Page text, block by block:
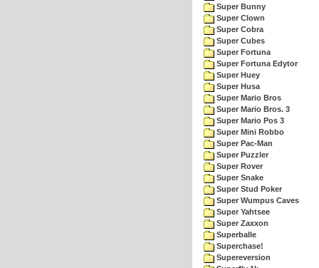
Super Bunny
Super Clown
Super Cobra
Super Cubes
Super Fortuna
Super Fortuna Edytor
Super Huey
Super Husa
Super Mario Bros
Super Mario Bros. 3
Super Mario Pos 3
Super Mini Robbo
Super Pac-Man
Super Puzzler
Super Rover
Super Snake
Super Stud Poker
Super Wumpus Caves
Super Yahtsee
Super Zaxxon
Superballe
Superchase!
Supereversion